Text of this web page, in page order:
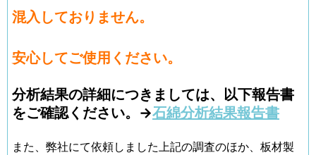
混入しておりません。
安心してご使用ください。
分析結果の詳細につきましては、以下報告書
をご確認ください。→石綿分析結果報告書
また、弊社にて依頼しました上記の調査のほか、板材製